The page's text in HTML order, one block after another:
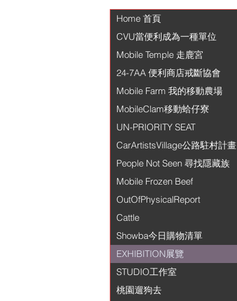
Home 首頁
CVU當便利成為一種單位
Mobile Temple 走鹿宮
24-7AA 便利商店戒斷協會
Mobile Farm 我的移動農場
MobileClam移動蛤仔寮
UN-PRIORITY SEAT
CarArtistsVillage公路駐村計畫
People Not Seen 尋找隱藏族
Mobile Frozen Beef
OutOfPhysicalReport
Cattle
Showba今日購物清單
EXHIBITION展覽
STUDIO工作室
桃園遛狗去